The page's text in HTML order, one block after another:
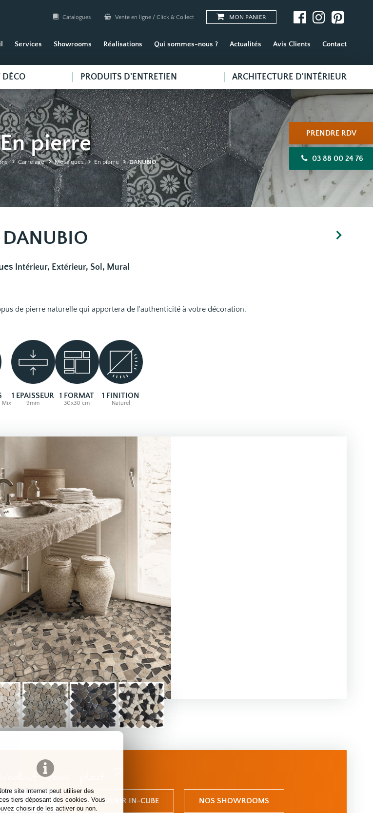
site internet peut utiliser des
tiers déposant des cookies. Vous
choisir de les activer ou non.
Catalogues Vente en ligne / Click & Collect MON PANIER
Services Showrooms Réalisations Qui sommes-nous ? Actualités Avis Clients Contact
DÉCO PRODUITS D'ENTRETIEN ARCHITECTURE D'INTÉRIEUR
PRENDRE RDV
03 88 00 24 76
En pierre
Carrelage Mosaïques En pierre DANUBIO
DANUBIO
Intérieur, Extérieur, Sol, Mural
de pierre naturelle qui apportera de l'authenticité à votre décoration.
Mix
1 EPAISSEUR
9mm
1 FORMAT
30x30 cm
1 FINITION
Naturel
vous plait ?
RDV DÉCOUVRIR IN-CUBE NOS SHOWROOMS